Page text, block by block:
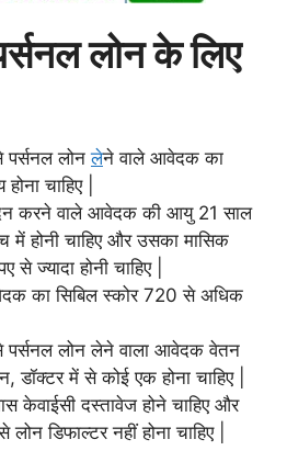
लोन के लिए
पर्सनल लोनलेने वाले आवेदक का
चाहिए |
करने वाले आवेदक की आयु 21 साल
होनी चाहिए और उसका मासिक
ज्यादा होनी चाहिए |
का सिबिल स्कोर 720 से अधिक
पर्सनल लोन लेने वाला आवेदक वेतन
डॉक्टर में से कोई एक होना चाहिए |
केवाईसी दस्तावेज होने चाहिए और
डिफाल्टर नहीं होना चाहिए |